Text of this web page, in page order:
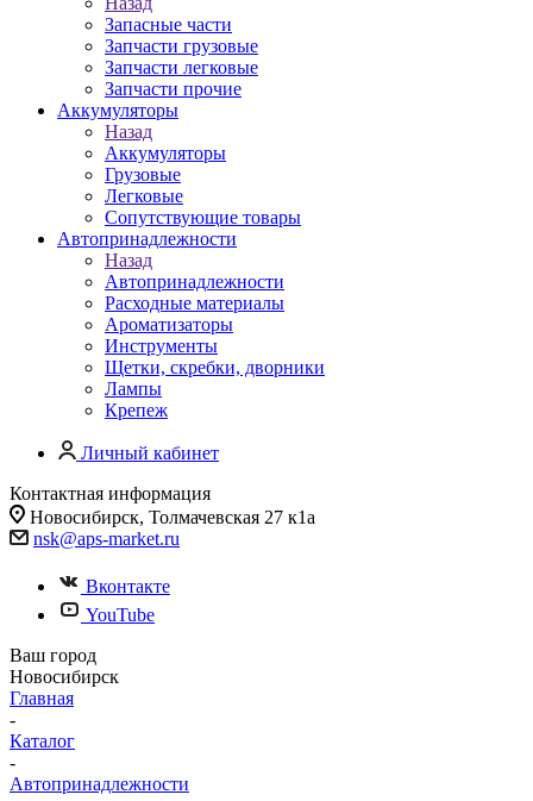
Запасные части
Запчасти грузовые
Запчасти легковые
Запчасти прочие
Аккумуляторы
Назад
Аккумуляторы
Грузовые
Легковые
Сопутствующие товары
Автопринадлежности
Назад
Автопринадлежности
Расходные материалы
Ароматизаторы
Инструменты
Щетки, скребки, дворники
Лампы
Крепеж
Личный кабинет
Контактная информация
Новосибирск, Толмачевская 27 к1а
nsk@aps-market.ru
Вконтакте
YouTube
Ваш город
Новосибирск
Главная
-
Каталог
-
Автопринадлежности